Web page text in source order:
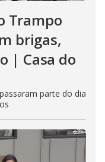
Trampo
brigas,
| Casa do
parte do dia